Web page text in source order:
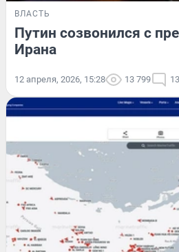
ВЛАСТЬ
Путин созвонился с
Ирана
12 апреля, 2026, 15:28 13 799